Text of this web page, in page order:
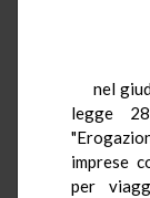
nel
legge
imprese
per